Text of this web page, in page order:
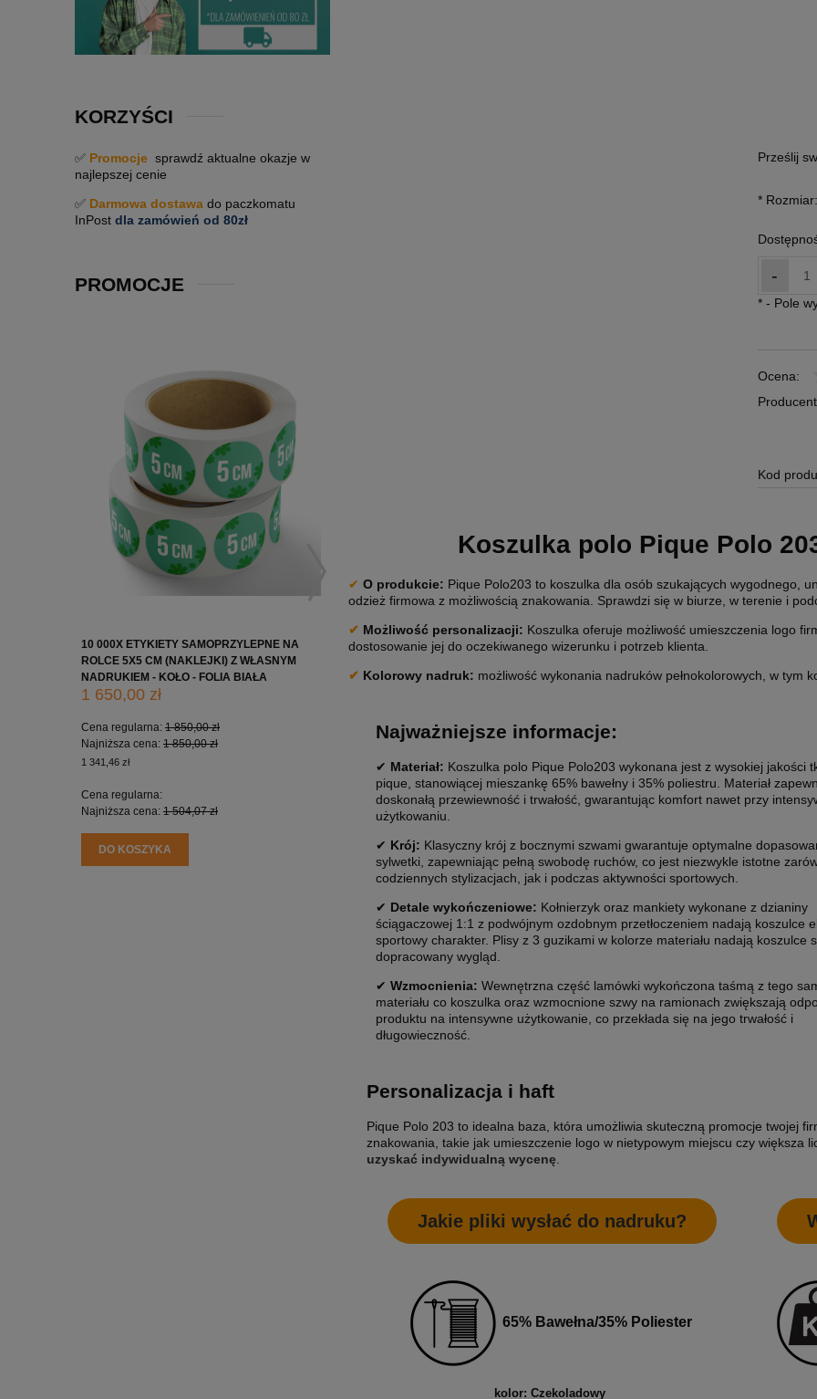
KORZYŚCI
✅ Promocje sprawdź aktualne okazje w
najlepszej cenie
✅ Darmowa dostawa do paczkomatu
InPost dla zamówień od 80zł
PROMOCJE
10 000X ETYKIETY SAMOPRZYLEPNE NA
ROLCE 5X5 CM (NAKLEJKI) Z WŁASNYM
NADRUKIEM - KOŁO - FOLIA BIAŁA
1 650,00 zł
Cena regularna: 1 850,00 zł
Najniższa cena: 1 850,00 zł
1 341,46 zł
Cena regularna:
Najniższa cena: 1 504,07 zł
DO KOSZYKA
10 000X ETYKIETY SAMOPRZYLEPNE NA
NADRUKIEM - KWADRAT - FOLIA BIAŁA
Cena regularna:2 400,00 zł
Najniższa cena:
2 400,00 zł
1 788,62 zł
Cena regularna:
Najniższa cena:1 951,22 zł
DO KOSZYKA
10 000X ETYKIETY
NADRUKIEM - KWADRAT - FOLIA
1 341,46 zł
Cena regularna:
Najniższa cena:
DO KOSZYKA
Prześlij
* Rozmiar:
-
* - Pole
Ocena:
Kod
Koszulka polo Pique Polo
✔ O produkcie: Pique Polo203 to koszulka dla osób szukających wygodnego,
odzież firmowa z możliwością znakowania. Sprawdzi się w biurze, w terenie i
✔ Możliwość personalizacji: Koszulka oferuje możliwość umieszczenia logo
dostosowanie jej do oczekiwanego wizerunku i potrzeb klienta.
✔ Kolorowy nadruk: możliwość wykonania nadruków pełnokolorowych, w tym
Najważniejsze informacje:
✔ Materiał: Koszulka polo Pique Polo203 wykonana jest z wysokiej jakości
pique, stanowiącej mieszankę 65% bawełny i 35% poliestru. Materiał
doskonałą przewiewność i trwałość, gwarantując komfort nawet przy
użytkowaniu.
✔ Krój: Klasyczny krój z bocznymi szwami gwarantuje optymalne
sylwetki, zapewniając pełną swobodę ruchów, co jest niezwykle istotne
codziennych stylizacjach, jak i podczas aktywności sportowych.
✔ Detale wykończeniowe: Kołnierzyk oraz mankiety wykonane z dzianiny
ściągaczowej 1:1 z podwójnym ozdobnym przetłoczeniem nadają koszulce
sportowy charakter. Plisy z 3 guzikami w kolorze materiału nadają koszulce
dopracowany wygląd.
✔ Wzmocnienia: Wewnętrzna część lamówki wykończona taśmą z tego
materiału co koszulka oraz wzmocnione szwy na ramionach zwiększają
produktu na intensywne użytkowanie, co przekłada się na jego trwałość i
długowieczność.
Personalizacja i haft
Pique Polo 203 to idealna baza, która umożliwia skuteczną promocje twojej
znakowania, takie jak umieszczenie logo w nietypowym miejscu czy większa
uzyskać indywidualną wycenę
Jakie pliki wysłać do nadruku?
65% Bawełna/35% Poliester
kolor: Czekoladowy